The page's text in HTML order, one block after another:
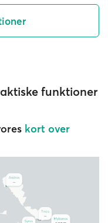
funktioner
kort over